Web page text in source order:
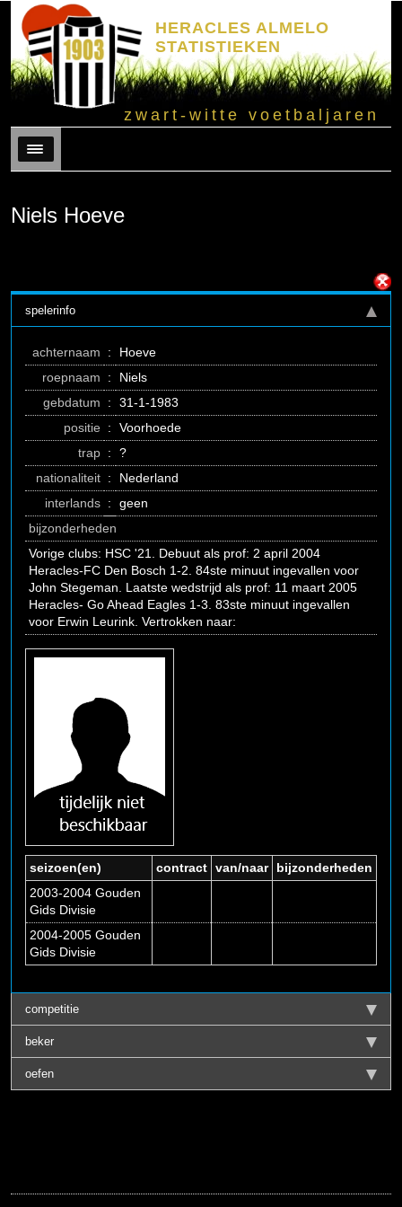
HERACLES ALMELO
STATISTIEKEN
zwart-witte voetbaljaren
Menu
Niels Hoeve
spelerinfo
achternaam :
Hoeve
roepnaam
:
Niels
gebdatum
:
31-1-1983
positie :
Voorhoede
trap :
?
nationaliteit :
Nederland
interlands :
geen
bijzonderheden
Vorige clubs: HSC '21. Debuut als prof: 2 april 2004
Heracles-FC Den Bosch 1-2. 84ste minuut ingevallen voor
John Stegeman. Laatste wedstrijd als prof: 11 maart 2005
Heracles- Go Ahead Eagles 1-3. 83ste minuut ingevallen
voor Erwin Leurink. Vertrokken naar:
seizoen(en) contract van/naar
bijzonderheden
2003-2004 Gouden
Gids Divisie
2004-2005 Gouden
Gids Divisie
competitie
beker
oefen